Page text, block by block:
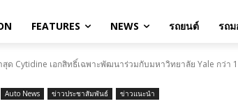
FEATURES NEWS รถยนต์ รถม
ด Cytidine เอกสิทธิ์เฉพาะพัฒนาร่วมกับมหาวิทยาลัย Yale กว่า
Auto News ข่าวประชาสัมพันธ์ ข่าวแนะนำ